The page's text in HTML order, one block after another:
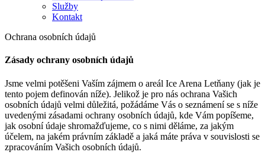
Služby
Kontakt
Ochrana osobních údajů
Zásady ochrany osobních údajů
Jsme velmi potěšeni Vaším zájmem o areál Ice Arena Letňany (jak je
tento pojem definován níže). Jelikož je pro nás ochrana Vašich
osobních údajů velmi důležitá, požádáme Vás o seznámení se s níže
uvedenými zásadami ochrany osobních údajů, kde Vám popíšeme,
jak osobní údaje shromažďujeme, co s nimi děláme, za jakým
účelem, na jakém právním základě a jaká máte práva v souvislosti se
zpracováním Vašich osobních údajů.